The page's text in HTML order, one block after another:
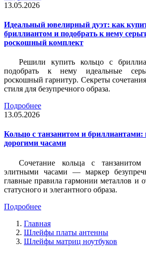
13.05.2026
Идеальный ювелирный дуэт: как
бриллиантом и подобрать к нему
роскошный комплект
Решили купить кольцо с
подобрать к нему идеальные
роскошный гарнитур. Секреты
стиля для безупречного образа.
Подробнее
13.05.2026
Кольцо с танзанитом и бриллиантами:
дорогими часами
Сочетание кольца с
элитными часами — маркер
главные правила гармонии металлов и
статусного и элегантного образа.
Подробнее
Главная
Шлейфы платы антенны
Шлейфы матриц ноутбуков